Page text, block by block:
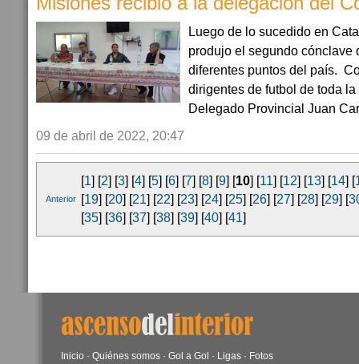
Luego de lo sucedido en
produjo el segundo cónclave
diferentes puntos del país.
dirigentes de futbol de toda
Delegado Provincial Juan
09 de abril de 2022, 20:47
Anterior
[1] [2] [3] [4] [5] [6] [7] [8] [9] [10] [11] [12] [13] [14] [
[19] [20] [21] [22] [23] [24] [25] [26] [27] [28] [29] [
[35] [36] [37] [38] [39] [40] [41]
Inicio · Quiénes somos · Gol a Gol · Ligas · Fotos